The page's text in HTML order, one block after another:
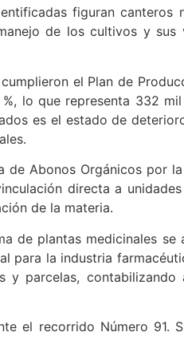
figuran
de los cultivos y sus
el Plan de
lo que representa 332
es el estado de
de Abonos Orgánicos por
directa a
de la materia.
de plantas medicinales
para la industria
y parcelas,
el recorrido Número 91.